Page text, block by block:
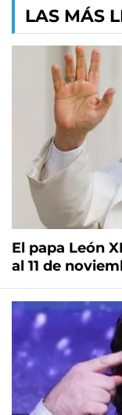
LAS MÁS
El papa León
al 11 de